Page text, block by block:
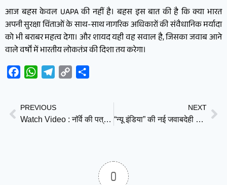
आज बहस केवल UAPA की नहीं है। बहस इस बात की है कि क्या भारत
अपनी सुरक्षा चिंताओं के साथ-साथ नागरिक अधिकारों की संवैधानिक मर्यादा
को भी बराबर महत्व देगा। और शायद यही वह सवाल है, जिसका जवाब आने
वाले वर्षों में भारतीय लोकतंत्र की दिशा तय करेगा।
FacebookWhatsAppTelegram
Copy
PREVIOUS
Watch Video : नॉर्वे की पत्रकार हेले लिंग स्वेंडसन का सवाल और पीएम मोदी की चुप्पी: प्रेस फ्रीडम पर छिड़ी वैश्विक बहस
NEXT
“न्यू इंडिया” की नई जवाबदेही का अनोखा स्टाइल : जवाब देने के समय गधे के सिंघ की तरह गायब होते मंत्री
0